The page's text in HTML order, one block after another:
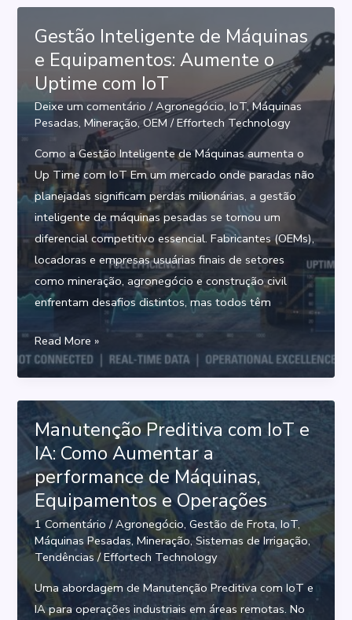
para
Transformar
Gestão
de
Máquinas
Gestão Inteligente de Máquinas
e Equipamentos: Aumente o
Uptime com IoT
Deixe um comentário /Agronegócio,IoT,Máquinas
Pesadas,Mineração,OEM /Effortech Technology
Como a Gestão Inteligente de Máquinas aumenta o
Up Time com IoT Em um mercado onde paradas não
planejadas significam perdas milionárias, a gestão
inteligente de máquinas pesadas se tornou um
diferencial competitivo essencial. Fabricantes (OEMs),
locadoras e empresas usuárias finais de setores
como mineração, agronegócio e construção civil
enfrentam desafios distintos, mas todos têm
Gestão
Inteligente
de
Máquinas
e
Equipamentos:
Aumente
o
Uptime
com
IoT
Read More »
Manutenção Preditiva com IoT e
IA: Como Aumentar a
performance de Máquinas,
Equipamentos e Operações
1 Comentário /Agronegócio,Gestão de Frota,IoT,
Máquinas Pesadas,Mineração,Sistemas de Irrigação,
Tendências/Effortech Technology
Uma abordagem de Manutenção Preditiva com IoT e
IA para operações industriais em áreas remotas. No